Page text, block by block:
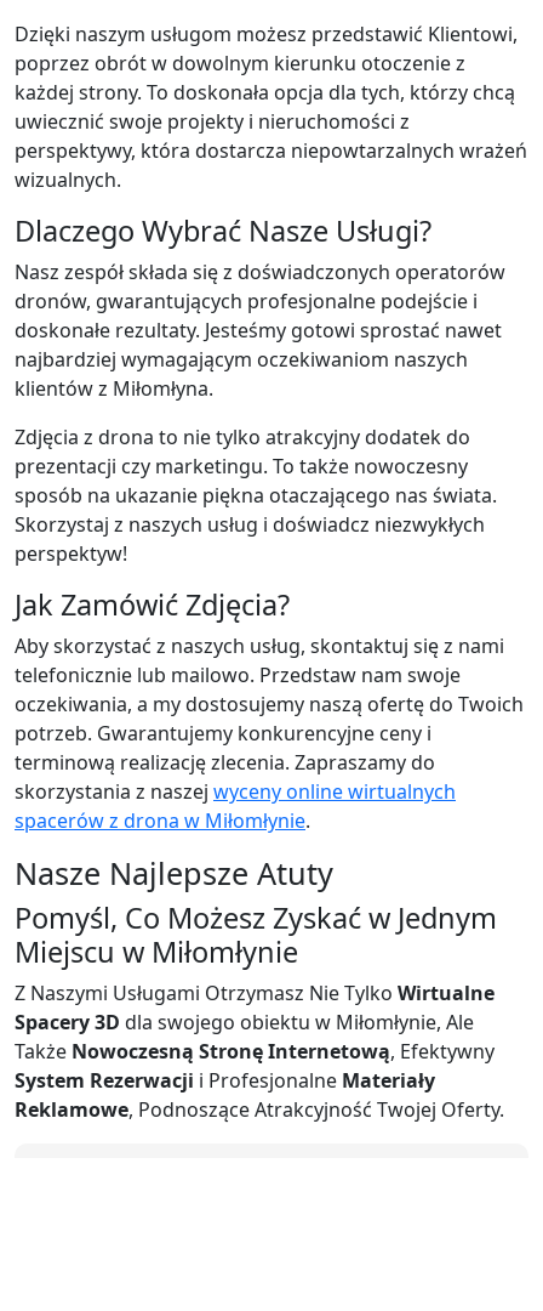
Spacery
Wysokie
Mazowieckie
Wirtualne
Spacery
Spacery
Zambrów
Spacery
Mikołajki
Wirtualne
Spacery
Miłakowo
Miłomłyn
Wirtualne
Spacery
Młynary
Wirtualne
Wirtualne
Spacery
Mrągowo
Wirtualne
Spacery Nowe
Miasto
Lubawskie
Wirtualne
Spacery
Olecko
Wirtualne
Spacery
Wirtualne
Spacery
Orneta
Wirtualne
Spacery
Dzięki naszym usługom możesz przedstawić Klientowi,
poprzez obrót w dowolnym kierunku otoczenie z
każdej strony. To doskonała opcja dla tych, którzy chcą
uwiecznić swoje projekty i nieruchomości z
perspektywy, która dostarcza niepowtarzalnych wrażeń
wizualnych.
Dlaczego Wybrać Nasze Usługi?
Nasz zespół składa się z doświadczonych operatorów
dronów, gwarantujących profesjonalne podejście i
doskonałe rezultaty. Jesteśmy gotowi sprostać nawet
najbardziej wymagającym oczekiwaniom naszych
klientów z Miłomłyna.
Zdjęcia z drona to nie tylko atrakcyjny dodatek do
prezentacji czy marketingu. To także nowoczesny
sposób na ukazanie piękna otaczającego nas świata.
Skorzystaj z naszych usług i doświadcz niezwykłych
perspektyw!
Jak Zamówić Zdjęcia?
Aby skorzystać z naszych usług, skontaktuj się z nami
telefonicznie lub mailowo. Przedstaw nam swoje
oczekiwania, a my dostosujemy naszą ofertę do Twoich
potrzeb. Gwarantujemy konkurencyjne ceny i
terminową realizację zlecenia. Zapraszamy do
skorzystania z naszej wyceny online wirtualnych
spacerów z drona w Miłomłynie.
Nasze Najlepsze Atuty
Pomyśl, Co Możesz Zyskaćw Jednym
Miejscu w Miłomłynie
Z Naszymi Usługami Otrzymasz Nie Tylko Wirtualne
Spacery 3D dla swojego obiektu w Miłomłynie, Ale
Także Nowoczesną Stronę Internetową, Efektywny
System Rezerwacji i Profesjonalne Materiały
Reklamowe, Podnoszące Atrakcyjność Twojej Oferty.